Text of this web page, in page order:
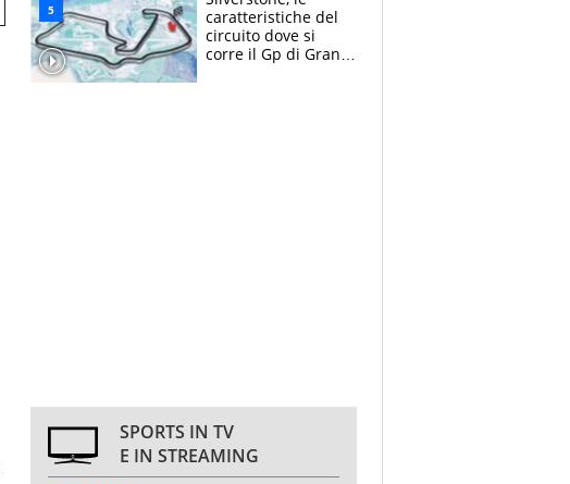
caratteristiche del
circuito dove si
corre il Gp di Gran
SPORTS IN TV
E IN STREAMING